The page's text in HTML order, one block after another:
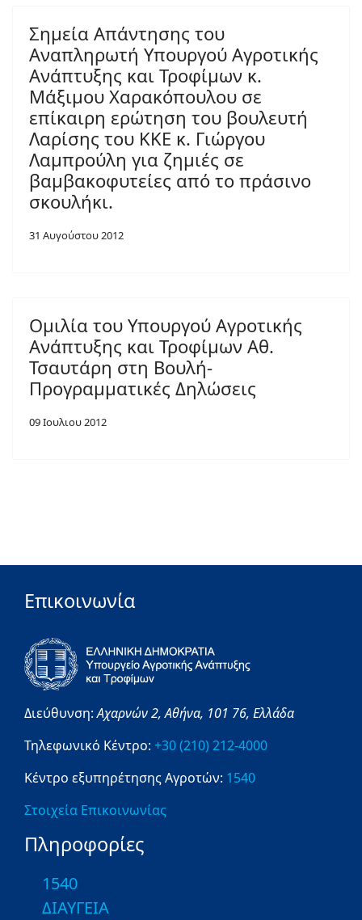
Σημεία Απάντησης του
Αναπληρωτή Υπουργού Αγροτικής
Ανάπτυξης και Τροφίμων κ.
Μάξιμου Χαρακόπουλου σε
επίκαιρη ερώτηση του βουλευτή
Λαρίσης του ΚΚΕ κ. Γιώργου
Λαμπρούλη για ζημιές σε
βαμβακοφυτείες από το πράσινο
σκουλήκι.
31 Αυγούστου 2012
Ομιλία του Υπουργού Αγροτικής
Ανάπτυξης και Τροφίμων Αθ.
Τσαυτάρη στη Βουλή-
Προγραμματικές Δηλώσεις
09 Ιουλιου 2012
Επικοινωνία
Διεύθυνση:Αχαρνών 2,Αθήνα, 101 76, Ελλάδα
Τηλεφωνικό Κέντρο: +30 (210) 212-4000
Κέντρο εξυπηρέτησης Αγροτών: 1540
Στοιχεία Επικοινωνίας
Πληροφορίες
1540
ΔΙΑΥΓΕΙΑ